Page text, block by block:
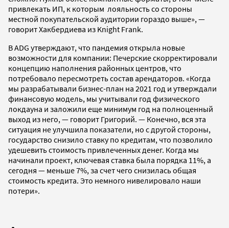
привлекать ИП, к которым лояльность со стороны
местной покупательской аудитории гораздо выше», —
говорит Хакбердиева из Knight Frank.
В ADG утверждают, что пандемия открыла новые
возможности для компании: Печерские скорректировали
концепцию наполнения районных центров, что
потребовало пересмотреть состав арендаторов. «Когда
мы разрабатывали бизнес-план на 2021 год и утверждали
финансовую модель, мы учитывали год физического
локдауна и заложили еще минимум год на полноценный
выход из него, — говорит Григорий. — Конечно, вся эта
ситуация не улучшила показатели, но с другой стороны,
государство снизило ставку по кредитам, что позволило
удешевить стоимость привлеченных денег. Когда мы
начинали проект, ключевая ставка была порядка 11%, а
сегодня — меньше 7%, за счет чего снизилась общая
стоимость кредита. Это немного нивелировало наши
потери».